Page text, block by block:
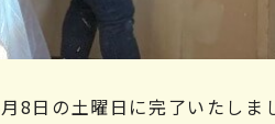
8日の土曜日に完了いたし